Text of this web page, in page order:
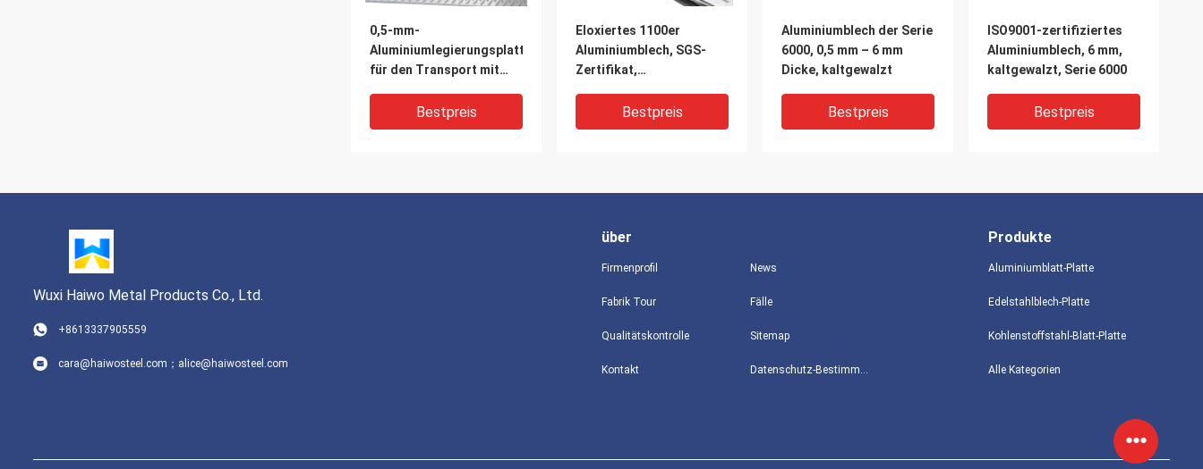
0,5-mm-
Aluminiumlegierungsplatte
für den Transport mit
Bestpreis
Eloxiertes 1100er
Aluminiumblech, SGS-
Zertifikat,
Tonne, 0,5 mm – 6 mm
Bestpreis
Aluminiumblech der Serie
6000, 0,5 mm – 6 mm
Dicke, kaltgewalzt
Bestpreis
ISO9001-zertifiziertes
Aluminiumblech, 6 mm,
kaltgewalzt, Serie 6000
Bestpreis
Blaue 5052-
SGS-zertifiziertes
Quadratische
Wuxi Haiwo Metal Products Co., Ltd.
+8613337905559
cara@haiwosteel.com；alice@haiwosteel.com
über
Firmenprofil
Fabrik Tour
Qualitätskontrolle
Kontakt
News
Fälle
Sitemap
Datenschutz-Bestimmungen
Produkte
Aluminiumblatt-Platte
Edelstahlblech-Platte
Kohlenstoffstahl-Blatt-Platte
Alle Kategorien